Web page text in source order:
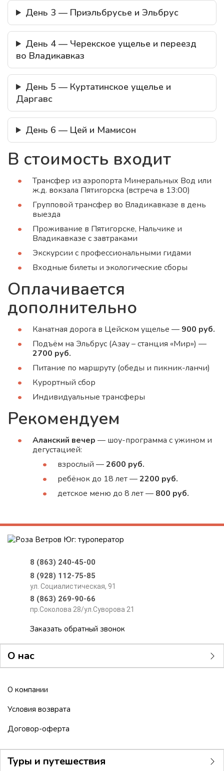
День 3 — Приэльбрусье и Эльбрус
День 4 — Черекское ущелье и переезд
во Владикавказ
День 5 — Куртатинское ущелье и
Даргавс
День 6 — Цей и Мамисон
В стоимость входит
Трансфер из аэропорта Минеральных Вод или
ж.д. вокзала Пятигорска (встреча в 13:00)
Групповой трансфер во Владикавказе в день
выезда
Проживание в Пятигорске, Нальчике и
Владикавказе с завтраками
Экскурсии с профессиональными гидами
Входные билеты и экологические сборы
Оплачивается
дополнительно
Канатная дорога в Цейском ущелье — 900 руб.
Подъём на Эльбрус (Азау – станция «Мир») —
2700 руб.
Питание по маршруту (обеды и пикник-ланчи)
Курортный сбор
Индивидуальные трансферы
Рекомендуем
Аланский вечер — шоу-программа с ужином и
дегустацией:
взрослый —2600 руб.
ребёнок до 18 лет —2200 руб.
детское меню до 8 лет — 800 руб.
8 (863) 240-45-00
8 (928) 112-75-85
ул. Социалистическая, 91
8 (863) 269-90-66
пр.Соколова 28/ул.Суворова 21
Заказать обратный звонок
О нас
О компании
Условия возврата
Договор-оферта
Туры и путешествия